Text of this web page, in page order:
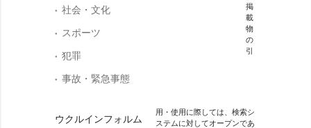
社会・文化
スポーツ
犯罪
事故・緊急事態
ウクルインフォルム
掲
載
物
の
引
用・使用に際しては、検索シ
ステムに対してオープンであ